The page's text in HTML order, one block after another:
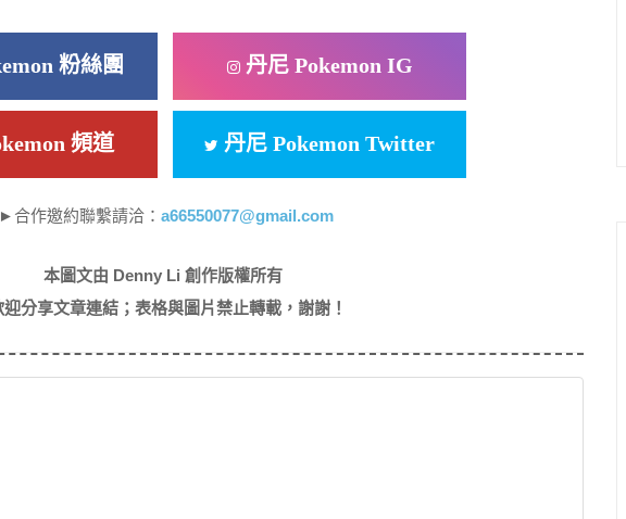
粉絲團 丹尼 Pokemon IG
頻道 丹尼 Pokemon Twitter
►合作邀約聯繫請洽： a66550077@gmail.com
本圖文由 Denny Li 創作版權所有
迎分享文章連結；表格與圖片禁止轉載，謝謝！